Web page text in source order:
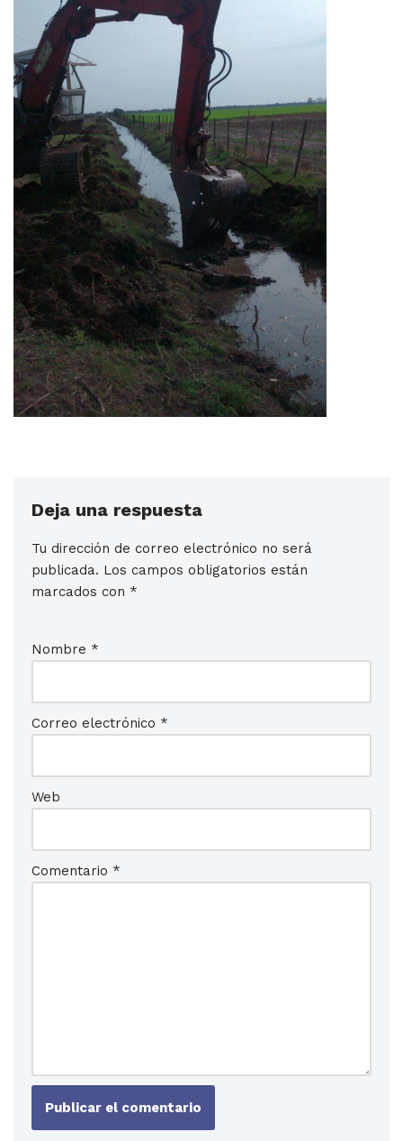
Deja una respuesta
Tu dirección de correo electrónico no será
publicada. Los campos obligatorios están
marcados con *
Nombre *
Correo electrónico *
Web
Comentario *